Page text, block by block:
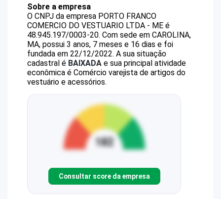
Sobre a empresa
O CNPJ da empresa PORTO FRANCO
COMERCIO DO VESTUARIO LTDA - ME é
48.945.197/0003-20. Com sede em CAROLINA,
MA, possui 3 anos, 7 meses e 16 dias e foi
fundada em 22/12/2022. A sua situação
cadastral é BAIXADA e sua principal atividade
econômica é Comércio varejista de artigos do
vestuário e acessórios.
Consultar score da empresa